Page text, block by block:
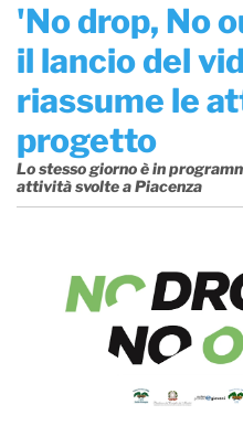
'No drop, No
il lancio del
riassume le
progetto
Lo stesso giorno è in
attività svolte a Piacenza